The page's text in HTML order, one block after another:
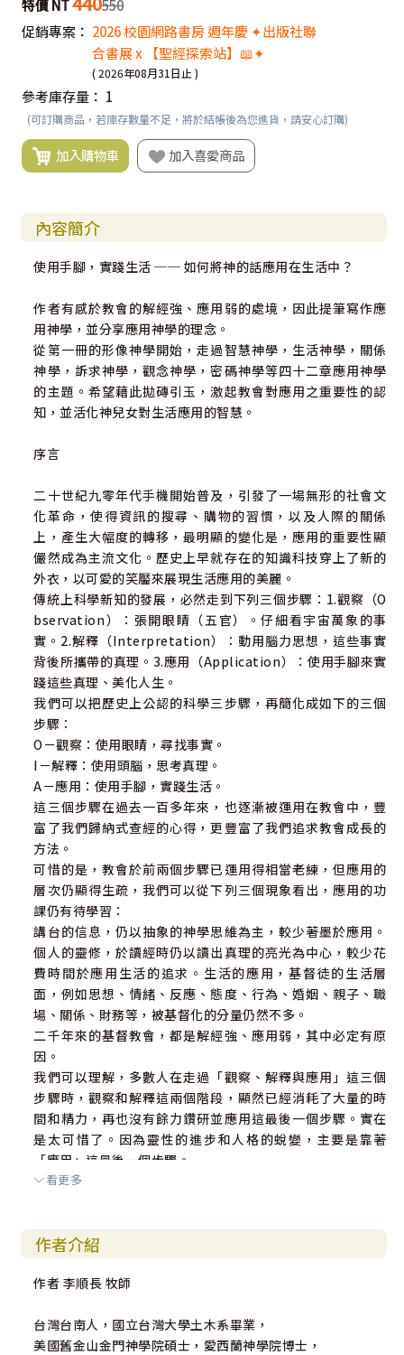
特價 NT
550
促銷專案： 2026 校園網路書房 週年慶 ✦出版社聯
合書展 x 【聖經探索站】📖✦
( 2026年08月31日止 )
參考庫存量： 1
(可訂購商品，若庫存數量不足，將於結帳後為您進貨，請安心訂購)
加入購物車 加入喜愛商品
內容簡介
使用手腳，實踐生活 ── 如何將神的話應用在生活中？
作者有感於教會的解經強、應用弱的處境，因此提筆寫作應
用神學，並分享應用神學的理念。
從第一冊的形像神學開始，走過智慧神學，生活神學，關係
神學，訴求神學，觀念神學，密碼神學等四十二章應用神學
的主題。希望藉此拋磚引玉，激起教會對應用之重要性的認
知，並活化神兒女對生活應用的智慧。
序言
二十世紀九零年代手機開始普及，引發了一場無形的社會文
化革命，使得資訊的搜尋、購物的習慣，以及人際的關係
上，產生大幅度的轉移，最明顯的變化是，應用的重要性顯
儼然成為主流文化。歷史上早就存在的知識科技穿上了新的
外衣，以可愛的笑靨來展現生活應用的美麗。
傳統上科學新知的發展，必然走到下列三個步驟：1.觀察（O
bservation）：張開眼睛（五官）。仔細看宇宙萬象的事
實。2.解釋（Interpretation）：動用腦力思想，這些事實
背後所攜帶的真理。3.應用（Application）：使用手腳來實
踐這些真理、美化人生。
我們可以把歷史上公認的科學三步驟，再簡化成如下的三個
步驟：
O－觀察：使用眼睛，尋找事實。
I－解釋：使用頭腦，思考真理。
A－應用：使用手腳，實踐生活。
這三個步驟在過去一百多年來，也逐漸被運用在教會中，豐
富了我們歸納式查經的心得，更豐富了我們追求教會成長的
方法。
可惜的是，教會於前兩個步驟已運用得相當老練，但應用的
層次仍顯得生疏，我們可以從下列三個現象看出，應用的功
課仍有待學習：
講台的信息，仍以抽象的神學思維為主，較少著墨於應用。
個人的靈修，於讀經時仍以讀出真理的亮光為中心，較少花
費時間於應用生活的追求。生活的應用，基督徒的生活層
面，例如思想、情緒、反應、態度、行為、婚姻、親子、職
場、關係、財務等，被基督化的分量仍然不多。
二千年來的基督教會，都是解經強、應用弱，其中必定有原
因。
我們可以理解，多數人在走過「觀察、解釋與應用」這三個
步驟時，觀察和解釋這兩個階段，顯然已經消耗了大量的時
間和精力，再也沒有餘力鑽研並應用這最後一個步驟。實在
是太可惜了。因為靈性的進步和人格的蛻變，主要是靠著
「應用」這最後一個步驟。
從我二十二歲信主，有幸接觸到歸納式查經法，自己竭力研
並分享應用神學的理念。從第一冊的形像神學開始，走過智
慧神學，生活神學，關係神學，訴求神學，觀念神學，密碼
神學等四十二章應用神學的主題。希望藉此抛磚引玉，激起
科學方法三個步驟的精髓，可以用下列幾句話表達：
觀察，是從實體進入視觀，從事實進入認知；解釋，是從現
看更多
作者介紹
作者 李順長 牧師
台灣台南人，國立台灣大學土木系畢業，
美國舊金山金門神學院碩士，愛西蘭神學院博士，